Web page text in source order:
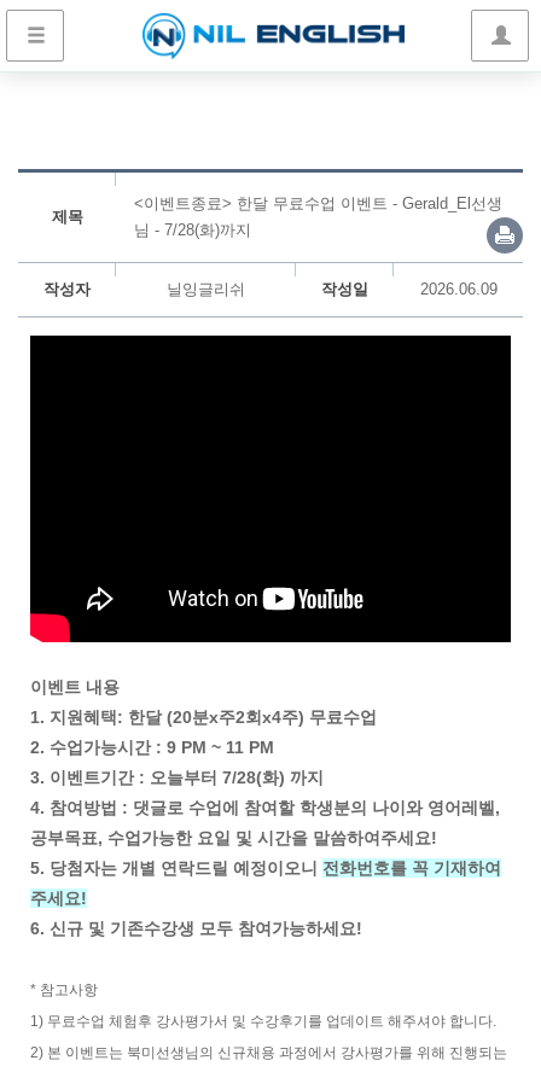
제목
<이벤트종료> 한달 무료수업 이벤트 - Gerald_El선생
님 - 7/28(화)까지
작성자 닐잉글리쉬 작성일 2026.06.09
이벤트 내용
1. 지원혜택: 한달 (20분x주2회x4주) 무료수업
2. 수업가능시간 : 9 PM ~ 11 PM
3. 이벤트기간 : 오늘부터 7/28(화) 까지
4. 참여방법 : 댓글로 수업에 참여할 학생분의 나이와 영어레벨,
공부목표, 수업가능한 요일 및 시간을 말씀하여주세요!
5. 당첨자는 개별 연락드릴 예정이오니 전화번호를 꼭 기재하여
주세요!
6. 신규 및 기존수강생 모두 참여가능하세요!
* 참고사항
1) 무료수업 체험후 강사평가서 및 수강후기를 업데이트 해주셔야 합니다.
2) 본 이벤트는 북미선생님의 신규채용 과정에서 강사평가를 위해 진행되는